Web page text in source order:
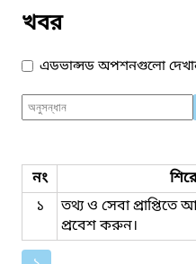
খবর
এডভান্সড অপশনগুলো
নং
১
তথ্য ও সেবা প্রাপ্তিতে
প্রবেশ করুন।